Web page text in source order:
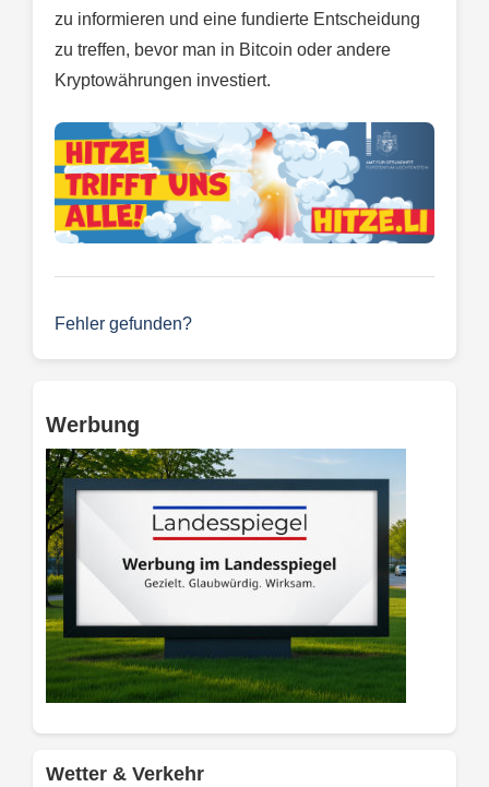
zu informieren und eine fundierte Entscheidung
zu treffen, bevor man in Bitcoin oder andere
Kryptowährungen investiert.
Fehler gefunden?
Werbung
Wetter & Verkehr